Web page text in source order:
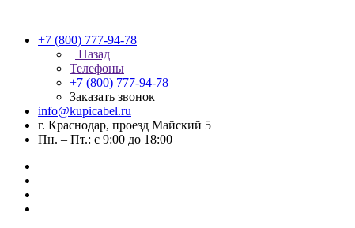
+7 (800) 777-94-78
Назад
Телефоны
+7 (800) 777-94-78
Заказать звонок
info@kupicabel.ru
г. Краснодар, проезд Майский 5
Пн. – Пт.: с 9:00 до 18:00